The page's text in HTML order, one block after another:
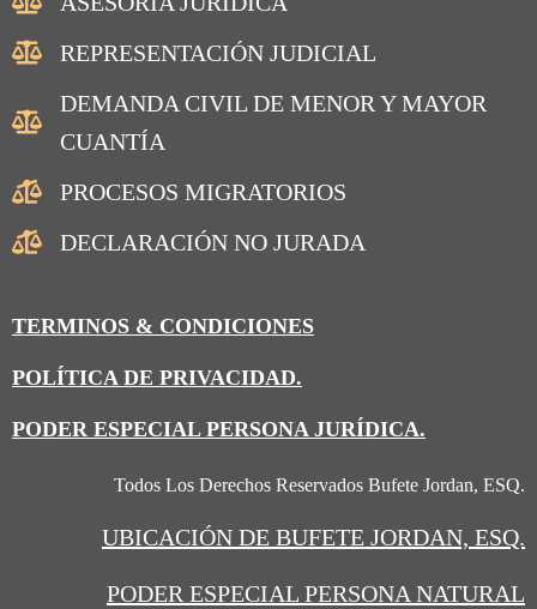
REPRESENTACIÓN JUDICIAL
DEMANDA CIVIL DE MENOR Y MAYOR
CUANTÍA
PROCESOS MIGRATORIOS
DECLARACIÓN NO JURADA
TERMINOS & CONDICIONES
POLÍTICA DE PRIVACIDAD.
PODER ESPECIAL PERSONA JURÍDICA.
Todos Los Derechos Reservados Bufete Jordan, ESQ.
UBICACIÓN DE BUFETE JORDAN, ESQ.
PODER ESPECIAL PERSONA NATURAL